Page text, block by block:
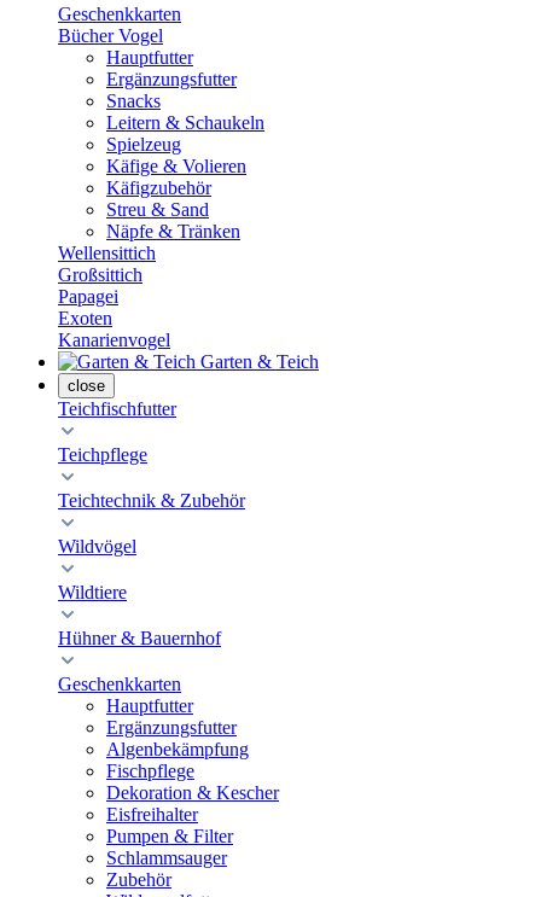
Geschenkkarten
Bücher Vogel
Hauptfutter
Ergänzungsfutter
Snacks
Leitern & Schaukeln
Spielzeug
Käfige & Volieren
Käfigzubehör
Streu & Sand
Näpfe & Tränken
Wellensittich
Großsittich
Papagei
Exoten
Kanarienvogel
Garten & Teich
close
Teichfischfutter
Teichpflege
Teichtechnik & Zubehör
Wildvögel
Wildtiere
Hühner & Bauernhof
Geschenkkarten
Hauptfutter
Ergänzungsfutter
Algenbekämpfung
Fischpflege
Dekoration & Kescher
Eisfreihalter
Pumpen & Filter
Schlammsauger
Zubehör